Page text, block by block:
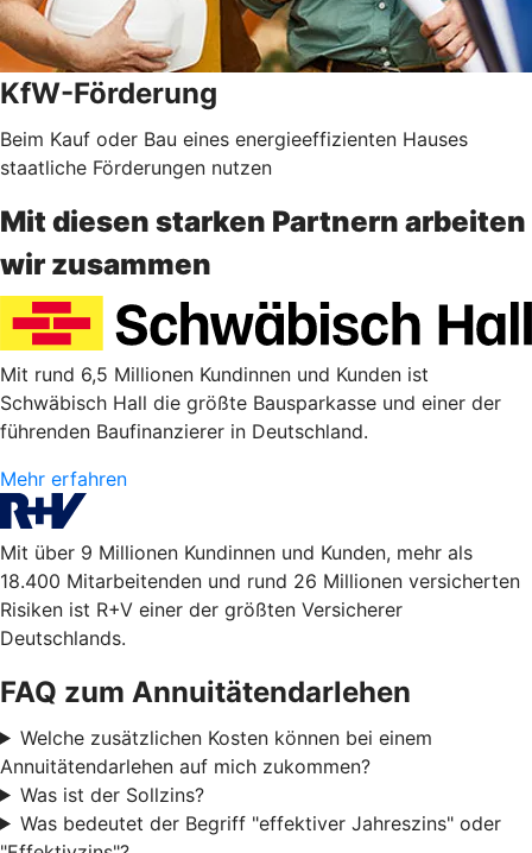
KfW-Förderung
Beim Kauf oder Bau eines energieeffizienten Hauses
staatliche Förderungen nutzen
Mit diesen starken Partnern arbeiten
wir zusammen
Mit rund 6,5 Millionen Kundinnen und Kunden ist
Schwäbisch Hall die größte Bausparkasse und einer der
führenden Baufinanzierer in Deutschland.
Mehr erfahren
Mit über 9 Millionen Kundinnen und Kunden, mehr als
18.400 Mitarbeitenden und rund 26 Millionen versicherten
Risiken ist R+V einer der größten Versicherer
Deutschlands.
FAQ zum Annuitätendarlehen
Welche zusätzlichen Kosten können bei einem
Annuitätendarlehen auf mich zukommen?
Was ist der Sollzins?
Was bedeutet der Begriff "effektiver Jahreszins" oder